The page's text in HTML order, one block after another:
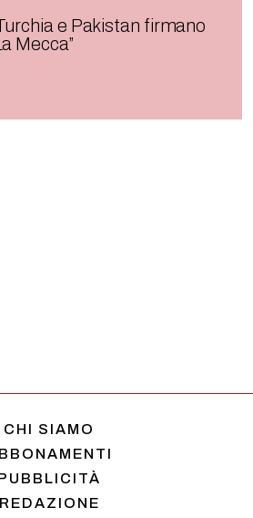
e Pakistan firmano
Mecca”
CHI SIAMO
REDAZIONE